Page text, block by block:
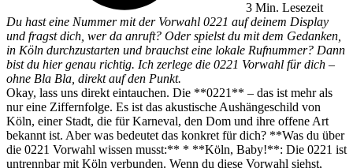
3 Min. Lesezeit
Du hast eine Nummer mit der Vorwahl 0221 auf deinem Display
und fragst dich, wer da anruft? Oder spielst du mit dem Gedanken,
in Köln durchzustarten und brauchst eine lokale Rufnummer? Dann
bist du hier genau richtig. Ich zerlege die 0221 Vorwahl für dich –
ohne Bla Bla, direkt auf den Punkt.
Okay, lass uns direkt eintauchen. Die **0221** – das ist mehr als
nur eine Ziffernfolge. Es ist das akustische Aushängeschild von
Köln, einer Stadt, die für Karneval, den Dom und ihre offene Art
bekannt ist. Aber was bedeutet das konkret für dich? **Was du über
die 0221 Vorwahl wissen musst:** * **Köln, Baby!**: Die 0221 ist
untrennbar mit Köln verbunden. Wenn du diese Vorwahl siehst,